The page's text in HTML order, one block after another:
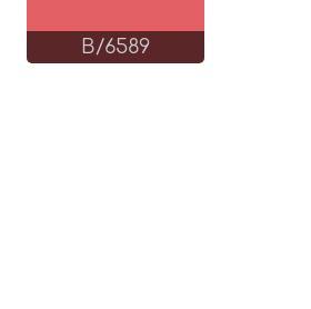
B/6589